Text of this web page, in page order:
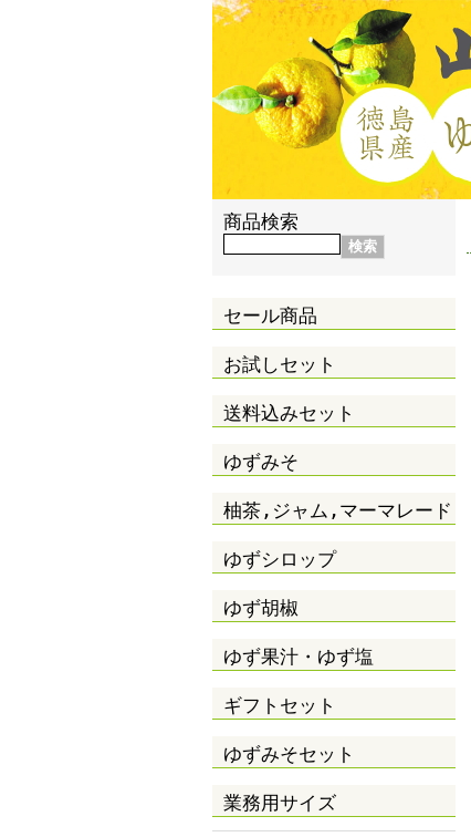
商品検索
セール商品
お試しセット
送料込みセット
ゆずみそ
柚茶,ジャム,マーマレード
ゆずシロップ
ゆず胡椒
ゆず果汁・ゆず塩
ギフトセット
ゆずみそセット
業務用サイズ